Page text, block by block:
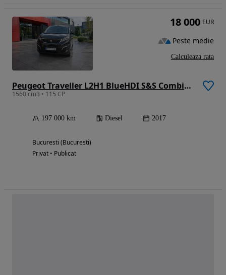
Peugeot Traveller L2H1 BlueHDI S&S Combispace Premium
1560 cm3 • 115 CP
197 000 km Diesel 2017
Bucuresti (Bucuresti)
Privat • Publicat
18 000 EUR
Peste medie
Calculeaza rata